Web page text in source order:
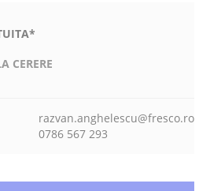
CERERE
razvan.anghelescu@fresco.ro
0786 567 293